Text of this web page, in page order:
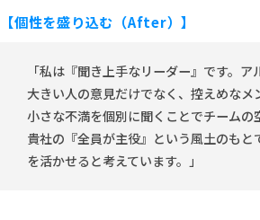
【個性を盛り込む（After）】
「私は『聞き上手なリーダー』です。
大きい人の意見だけでなく、控えめなメ
小さな不満を個別に聞くことでチームの
貴社の『全員が主役』という風土のもと
を活かせると考えています。」